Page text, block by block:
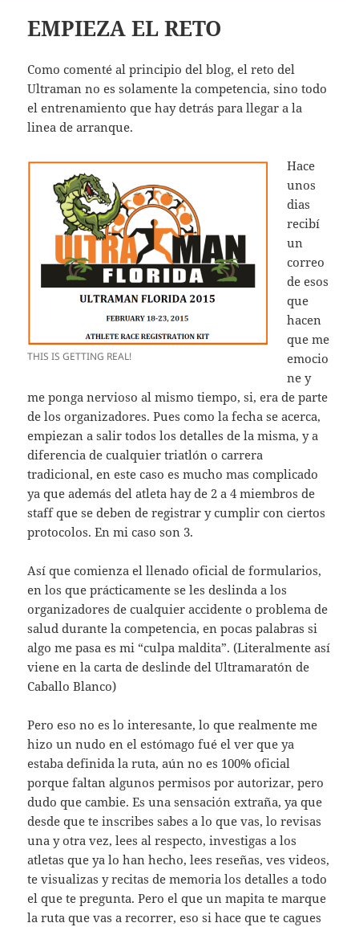
EMPIEZA EL RETO
Como comenté al principio del blog, el reto del
Ultraman no es solamente la competencia, sino todo
el entrenamiento que hay detrás para llegar a la
linea de arranque.
THIS IS GETTING REAL!
Hace
unos
dias
recibí
un
correo
de esos
que
hacen
que me
emocio
ne y
me ponga nervioso al mismo tiempo, si, era de parte
de los organizadores. Pues como la fecha se acerca,
empiezan a salir todos los detalles de la misma, y a
diferencia de cualquier triatlón o carrera
tradicional, en este caso es mucho mas complicado
ya que además del atleta hay de 2 a 4 miembros de
staff que se deben de registrar y cumplir con ciertos
protocolos. En mi caso son 3.
Así que comienza el llenado oficial de formularios,
en los que prácticamente se les deslinda a los
organizadores de cualquier accidente o problema de
salud durante la competencia, en pocas palabras si
algo me pasa es mi “culpa maldita”. (Literalmente así
viene en la carta de deslinde del Ultramaratón de
Caballo Blanco)
Pero eso no es lo interesante, lo que realmente me
hizo un nudo en el estómago fué el ver que ya
estaba definida la ruta, aún no es 100% oficial
porque faltan algunos permisos por autorizar, pero
dudo que cambie. Es una sensación extraña, ya que
desde que te inscribes sabes a lo que vas, lo revisas
una y otra vez, lees al respecto, investigas a los
atletas que ya lo han hecho, lees reseñas, ves videos,
te visualizas y recitas de memoria los detalles a todo
el que te pregunta. Pero el que un mapita te marque
la ruta que vas a recorrer, eso si hace que te cagues